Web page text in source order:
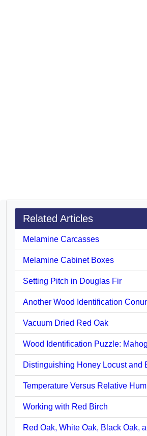
Related Articles
Melamine Carcasses
Melamine Cabinet Boxes
Setting Pitch in Douglas Fir
Another Wood Identification
Vacuum Dried Red Oak
Wood Identification Puzzle:
Distinguishing Honey Locust and
Temperature Versus Relative
Working with Red Birch
Red Oak, White Oak, Black Oak,